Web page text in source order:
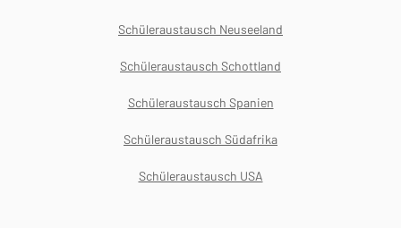
Schüleraustausch Neuseeland
Schüleraustausch Schottland
Schüleraustausch Spanien
Schüleraustausch Südafrika
Schüleraustausch USA